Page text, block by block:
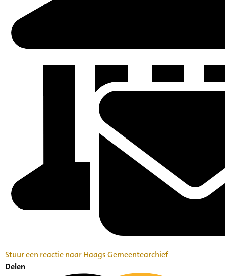
Stuur een reactie naar Haags Gemeentearchief
Delen